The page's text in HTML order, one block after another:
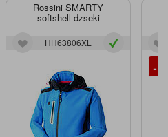
Rossini SMARTY
softshell dzseki
HH63806XL
-